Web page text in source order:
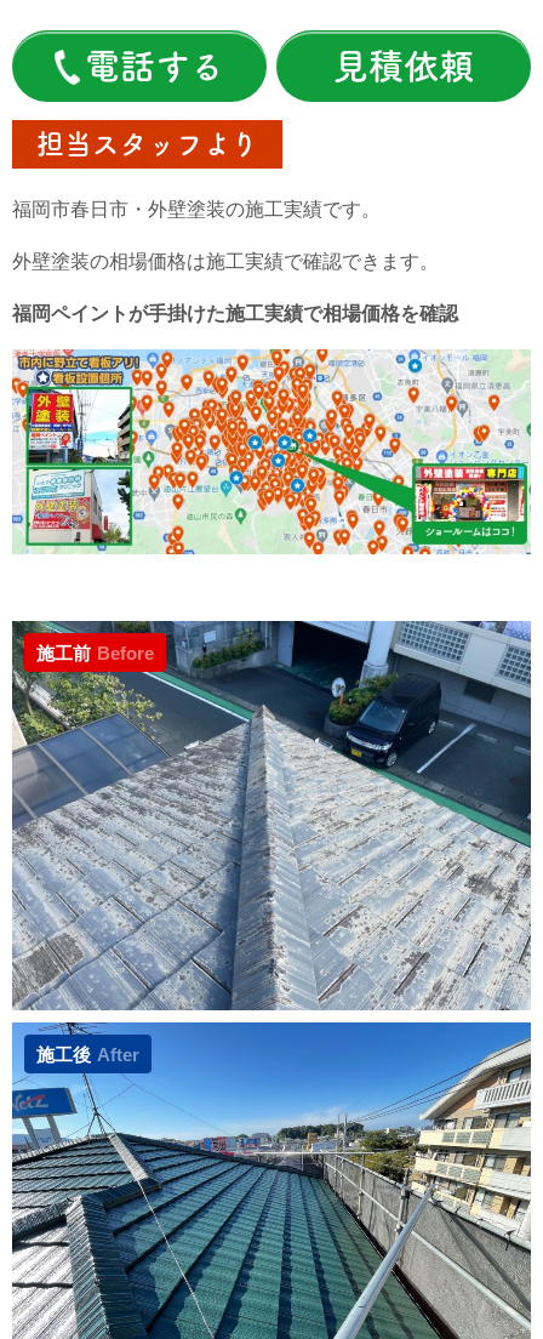
電話する 見積依頼
担当スタッフより
福岡市春日市・外壁塗装の施工実績です。
外壁塗装の相場価格は施工実績で確認できます。
福岡ペイントが手掛けた施工実績で相場価格を確認
施工前 Before
施工後 After